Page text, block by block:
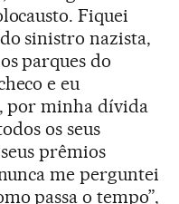
Fiquei
sinistro nazista,
parques do
e eu
por minha dívida
os seus
prêmios
me perguntei
passa o tempo”,